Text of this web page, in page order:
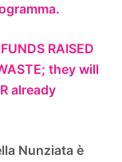
RAISED
they will
already
Nunziata è